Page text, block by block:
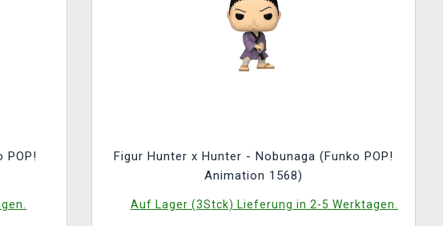
POP!
Figur Hunter x Hunter - Nobunaga (Funko POP!
Animation 1568)
Auf Lager (3Stck) Lieferung in 2-5 Werktagen.